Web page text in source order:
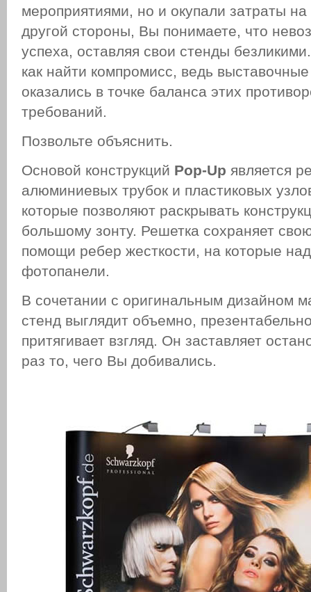
мероприятиями, но и окупали затраты
другой стороны, Вы понимаете, что
успеха, оставляя свои стенды
как найти компромисс, ведь
оказались в точке баланса этих
требований.
Позвольте объяснить.
Основой конструкций Pop-Up является
алюминиевых трубок и пластиковых
которые позволяют раскрывать
большому зонту. Решетка сохраняет
помощи ребер жесткости, на которые
фотопанели.
В сочетании с оригинальным дизайном
стенд выглядит объемно,
притягивает взгляд. Он заставляет
раз то, чего Вы добивались.